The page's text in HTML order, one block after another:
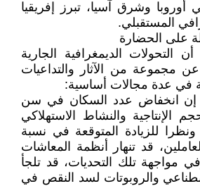
وشرق آسيا، تبرز إفريقيا
المستقبلي.
على الحضارة
التحولات الديمغرافية الجارية
مجموعة من الآثار والتداعيات
في عدة مجالات أساسية:
إن انخفاض عدد السكان في سن
الإنتاجية والنشاط الاستهلاكي
للزيادة المتوقعة في نسبة
قد تنهار أنظمة المعاشات
مواجهة تلك التحديات، قد تلجأ
والروبوتات لسد النقص في